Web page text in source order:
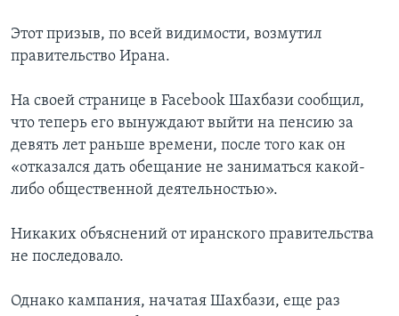
Этот призыв, по всей видимости, возмутил
правительство Ирана.
На своей странице в Facebook Шахбази сообщил,
что теперь его вынуждают выйти на пенсию за
девять лет раньше времени, после того как он
«отказался дать обещание не заниматься какой-
либо общественной деятельностью».
Никаких объяснений от иранского правительства
не последовало.
Однако кампания, начатая Шахбази, еще раз